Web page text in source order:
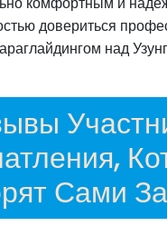
довериться
над
Сами